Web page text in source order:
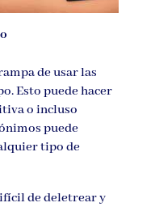
de usar las
Esto puede hacer
o incluso
puede
tipo de
de deletrear y